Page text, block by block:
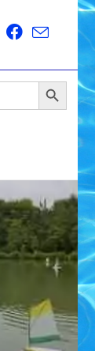
SEARCH BUTTON